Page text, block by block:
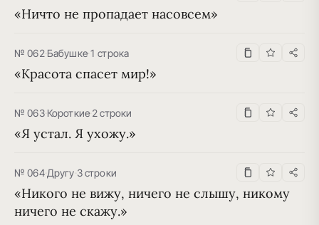
«Ничто не пропадает насовсем»
№ 062·Бабушке·1 строка
«Красота спасет мир!»
№ 063·Короткие·2 строки
«Я устал. Я ухожу.»
№ 064·Другу·3 строки
«Никого не вижу, ничего не слышу, никому
ничего не скажу.»